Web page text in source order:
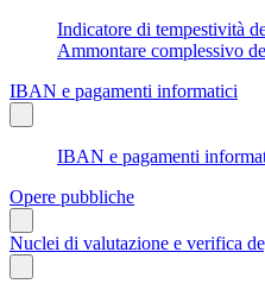
Indicatore di tempestività
Ammontare complessivo
IBAN e pagamenti informatici
IBAN e pagamenti
Opere pubbliche
Nuclei di valutazione e verifica